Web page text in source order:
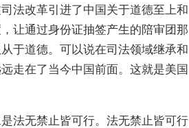
法改革引进了中国关于道德至上和
让通过身份证抽签产生的陪审团那
于道德。可以说在司法领域继承和
走在了当今中国前面。这就是美国
无禁止皆可行。法无禁止皆可行